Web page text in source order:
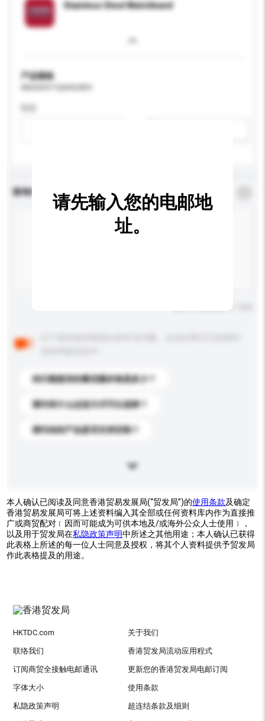
Stainless Steel Watchband
产品规格
查询内容 *必须填写
你们能提供的最优惠价格是多少？
请问有什么运送方式可以选择？
请问你的产品是否支持定制？
请先输入您的电邮地
址。
本人确认已阅读及同意香港贸易发展局(“贸发局”)的使用条款及确定
香港贸易发展局可将上述资料编入其全部或任何资料库内作为直接推
广或商贸配对﹝因而可能成为可供本地及/或海外公众人士使用﹞，
以及用于贸发局在私隐政策声明中所述之其他用途；本人确认已获得
此表格上所述的每一位人士同意及授权，将其个人资料提供予贸发局
作此表格提及的用途。
HKTDC.com 关于我们
联络我们 香港贸发局流动应用程式
订阅商贸全接触电邮通讯 更新您的香港贸发局电邮订阅
字体大小 使用条款
私隐政策声明 超连结条款及细则